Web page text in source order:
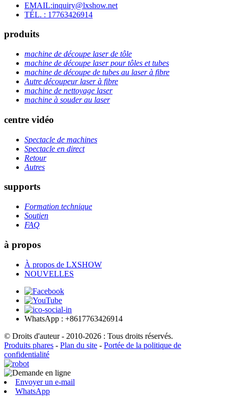
EMAIL:inquiry@lxshow.net
TÉL. : 17763426914
produits
machine de découpe laser de tôle
machine de découpe laser pour tôles et tubes
machine de découpe de tubes au laser à fibre
Autre découpeur laser à fibre
machine de nettoyage laser
machine à souder au laser
centre vidéo
Spectacle de machines
Spectacle en direct
Retour
Autres
supports
Formation technique
Soutien
FAQ
à propos
À propos de LXSHOW
NOUVELLES
WhatsApp : +8617763426914
© Droits d'auteur - 2010-2026 : Tous droits réservés.
Produits phares - Plan du site - Portée de la politique de
confidentialité
Envoyer un e-mail
WhatsApp